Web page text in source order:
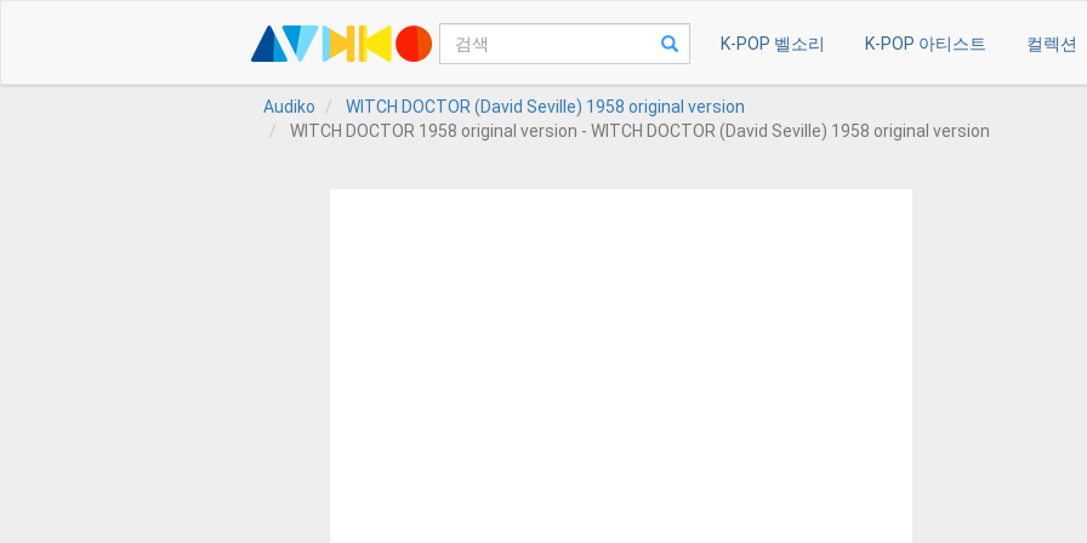
K-POP 벨소리 K-POP 아티스트 컬렉션
Audiko
WITCH DOCTOR (David Seville) 1958 original version
WITCH DOCTOR 1958 original version - WITCH DOCTOR (David Seville) 1958 original version